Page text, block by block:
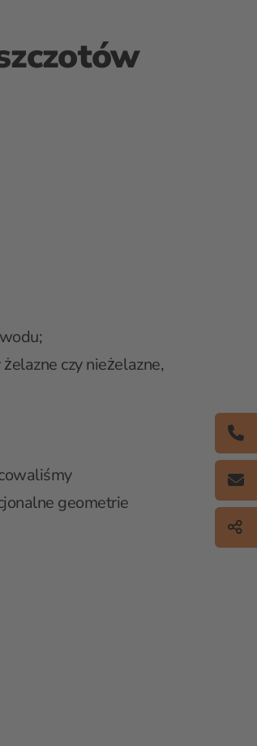
czy nieżelazne,
geometrie